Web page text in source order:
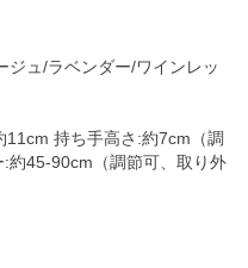
ジュ/ラベンダー/ワインレッ
持ち手高さ:約7cm（調
約45-90cm（調節可、取り外